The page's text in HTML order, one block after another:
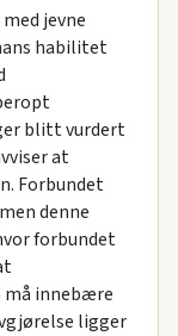
jevne
habilitet
blitt vurdert
at
Forbundet
denne
forbundet
må innebære
ligger